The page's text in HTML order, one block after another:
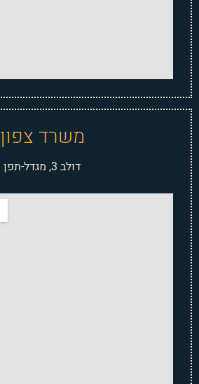
משרד צפון
דולב 3, מגדל-תפן